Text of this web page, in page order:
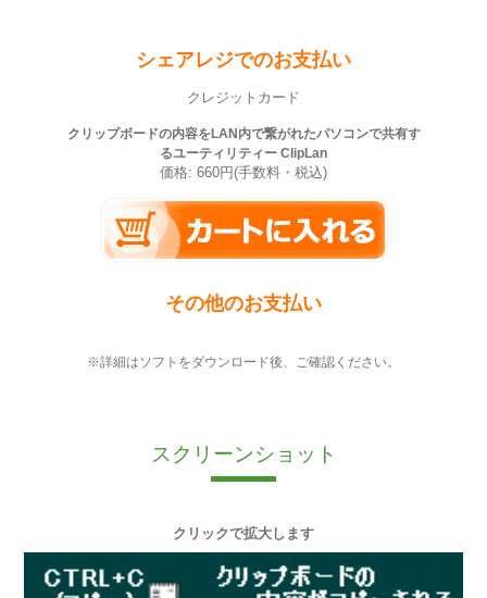
シェアレジでのお支払い
クレジットカード
クリップボードの内容をLAN内で繋がれたパソコンで共有す
るユーティリティー ClipLan
価格: 660円(手数料・税込)
その他のお支払い
※詳細はソフトをダウンロード後、ご確認ください。
スクリーンショット
クリックで拡大します